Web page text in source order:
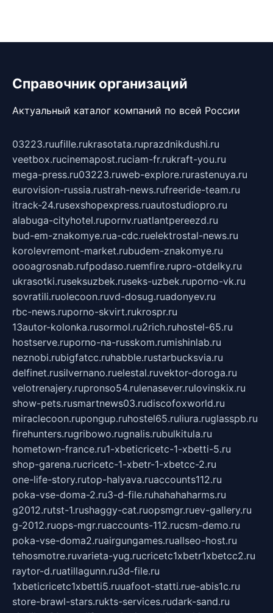
Справочник организаций
Актуальный каталог компаний по всей России
03223.ruufille.rukrasotata.ruprazdnikdushi.ru
veetbox.rucinemapost.ruciam-fr.rukraft-you.ru
mega-press.ru03223.ruweb-explore.rurastenuya.ru
eurovision-russia.rustrah-news.rufreeride-team.ru
itrack-24.rusexshopexpress.ruautostudiopro.ru
alabuga-cityhotel.rupornv.ruatlantpereezd.ru
bud-em-znakomye.rua-cdc.ruelektrostal-news.ru
korolevremont-market.rubudem-znakomye.ru
oooagrosnab.rufpodaso.ruemfire.rupro-otdelky.ru
ukrasotki.ruseksuzbek.ruseks-uzbek.ruporno-vk.ru
sovratili.ruolecoon.ruvd-dosug.ruadonyev.ru
rbc-news.ruporno-skvirt.rukrospr.ru
13autor-kolonka.rusormol.ru2rich.ruhostel-65.ru
hostserve.ruporno-na-russkom.rumishinlab.ru
neznobi.rubigfatcc.ruhabble.rustarbucksvia.ru
delfinet.rusilvernano.ruelestal.ruvektor-doroga.ru
velotrenajery.rupronso54.rulenasever.rulovinskix.ru
show-pets.rusmartnews03.rudiscofoxworld.ru
miraclecoon.rupongup.ruhostel65.ruliura.ruglasspb.ru
firehunters.rugribowo.rugnalis.rubulkitula.ru
hometown-france.ru1-xbeticricetc-1-xbetti-5.ru
shop-garena.rucricetc-1-xbetr-1-xbetcc-2.ru
one-life-story.rutop-halyava.ruaccounts112.ru
poka-vse-doma-2.ru3-d-file.ruhahahaharms.ru
g2012.rutst-1.rushaggy-cat.ruopsmgr.ruev-gallery.ru
g-2012.ruops-mgr.ruaccounts-112.rucsm-demo.ru
poka-vse-doma2.ruairgungames.ruallseo-host.ru
tehosmotre.ruvarieta-yug.rucricetc1xbetr1xbetcc2.ru
raytor-d.ruatillagunn.ru3d-file.ru
1xbeticricetc1xbetti5.ruuafoot-statti.rue-abis1c.ru
store-brawl-stars.rukts-services.rudark-sand.ru